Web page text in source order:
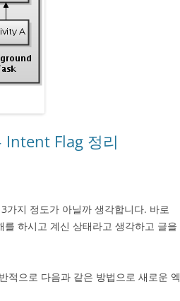
Flag 정리
가지 정도가 아닐까 생각합니다. 바로
하시고 계신 상태라고 생각하고 글을
적으로 다음과 같은 방법으로 새로운 엑